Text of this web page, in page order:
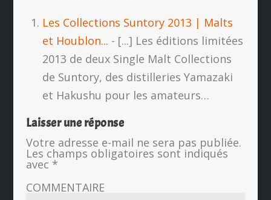
Les Collections Suntory 2013 | Malts
et Houblon... - [...] Les éditions limitées
2013 de deux Single Malt Collections
de Suntory, des distilleries Yamazaki
et Hakushu pour les amateurs…
Laisser une réponse
Votre adresse e-mail ne sera pas publiée.
Les champs obligatoires sont indiqués
avec *
COMMENTAIRE